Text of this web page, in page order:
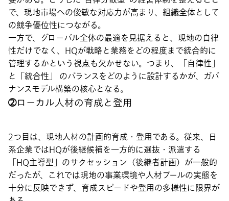
で、現地市場への俊敏な対応力が高まり、組織全体として
の競争優位性につながる。
一方で、グローバル全体の最適を見据えると、現地の自律
性だけでなく、HQが戦略と業務をどの程度まで統合的に
管理するかという視点も欠かせない。つまり、「自律性」
と「統合性」 のバランスをどのように設計するかが、ガバ
ナンスモデル構築の核心となる。
➁ローカル人材の育成と登用
2つ目は、現地人材の計画的育成・登用である。従来、日
系企業ではHQが後継候補を一方的に選抜・派遣する
「HQ主導型」のサクセッション（後継者計画）が一般的
だったが、これでは現地の事業環境や人材プールの実態を
十分に反映できず、育成スピードや登用の多様性に限界が